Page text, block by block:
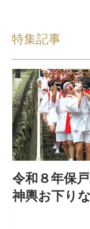
特集記事
令和８年保
神輿お下り